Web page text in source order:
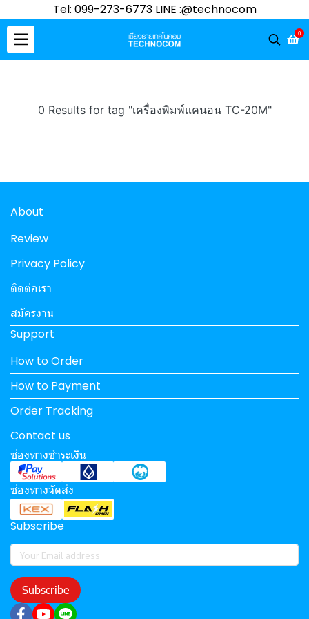
Tel: 099-273-6773 LINE :@technocom
0
0 Results for tag "เครื่องพิมพ์แคนอน TC-20M"
About
Review
Privacy Policy
ติดต่อเรา
สมัครงาน
Support
How to Order
How to Payment
Order Tracking
Contact us
ช่องทางชำระเงิน
ช่องทางจัดส่ง
Subscribe
Subscribe